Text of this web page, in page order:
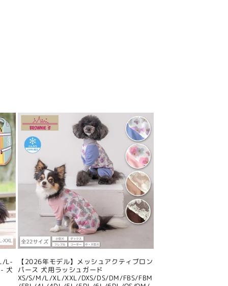
L-
犬
【2026年モデル】メッシュアクティブロン
パース 犬用ラッシュガード
XS/S/M/L/XL/XXL/DXS/DS/DM/FBS/FBM